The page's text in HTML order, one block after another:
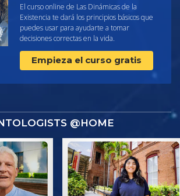
El curso online de Las Dinámicas de la
Existencia te dará los principios básicos que
puedes usar para ayudarte a tomar
decisiones correctas en la vida.
Empieza el curso gratis
@HOME